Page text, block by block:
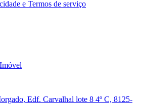
e Termos de serviço
Edf. Carvalhal lote 8 4º C, 8125-